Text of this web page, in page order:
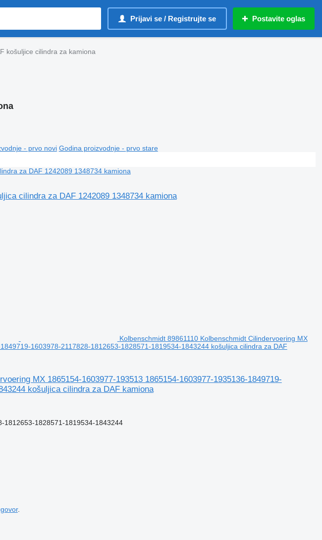
Prijavi se / Registrujte se Postavite oglas
košuljice cilindra za kamiona
- prvo novi Godina proizvodnje - prvo stare
cilindra za DAF 1242089 1348734 kamiona
Kolbenschmidt 89861110 Kolbenschmidt Cilindervoering MX
1603978-2117828-1812653-1828571-1819534-1843244 košuljica cilindra za DAF
MX 1865154-1603977-193513 1865154-1603977-1935136-1849719-
košuljica cilindra za DAF kamiona
1812653-1828571-1819534-1843244
.